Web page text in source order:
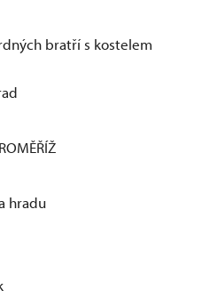
bratří s kostelem
hradu